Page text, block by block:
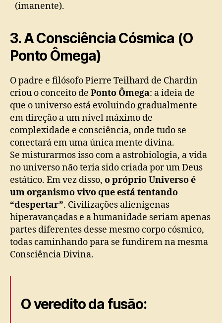
(imanente).
3. A Consciência Cósmica (O
Ponto Ômega)
O padre e filósofo Pierre Teilhard de Chardin
criou o conceito de Ponto Ômega: a ideia de
que o universo está evoluindo gradualmente
em direção a um nível máximo de
complexidade e consciência, onde tudo se
conectará em uma única mente divina.
Se misturarmos isso com a astrobiologia, a vida
no universo não teria sido criada por um Deus
estático. Em vez disso, o próprio Universo é
um organismo vivo que está tentando
“despertar”. Civilizações alienígenas
hiperavançadas e a humanidade seriam apenas
partes diferentes desse mesmo corpo cósmico,
todas caminhando para se fundirem na mesma
Consciência Divina.
O veredito da fusão: